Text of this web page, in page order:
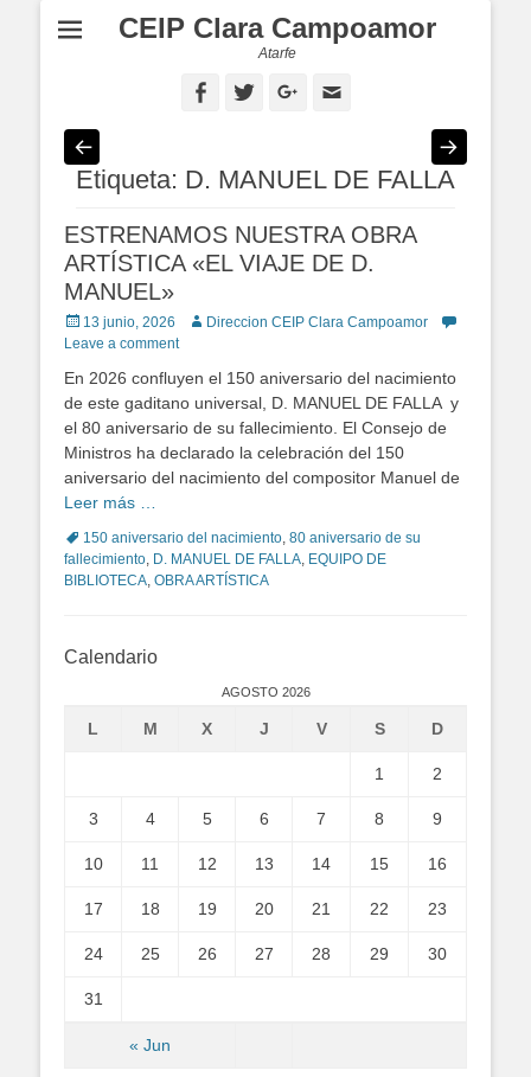
CEIP Clara Campoamor
Atarfe
FacebookTwitterGoogleplus
Etiqueta: D. MANUEL DE FALLA
ESTRENAMOS NUESTRA OBRA
ARTÍSTICA «EL VIAJE DE D.
MANUEL»
Posted
on
13 junio, 2026 AuthorDireccion CEIP Clara Campoamor
Leave a comment
En 2026 confluyen el 150 aniversario del nacimiento
de este gaditano universal, D. MANUEL DE FALLA y
el 80 aniversario de su fallecimiento. El Consejo de
Ministros ha declarado la celebración del 150
aniversario del nacimiento del compositor Manuel de
Leer más …
Tags150 aniversario del nacimiento, 80 aniversario de su
fallecimiento, D. MANUEL DE FALLA, EQUIPO DE
BIBLIOTECA, OBRA ARTÍSTICA
Calendario
AGOSTO 2026
L M X J V S D
« Jun
1 2
3 4 5 6 7 8 9
10 11 12 13 14 15 16
17 18 19 20 21 22 23
24 25 26 27 28 29 30
31